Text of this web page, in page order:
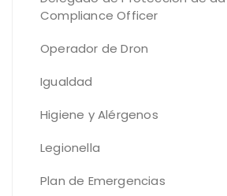
Compliance Officer
Operador de Dron
Igualdad
Higiene y Alérgenos
Legionella
Plan de Emergencias